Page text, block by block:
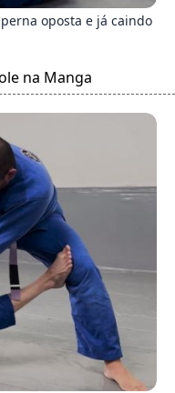
oposta e já caindo
na Manga